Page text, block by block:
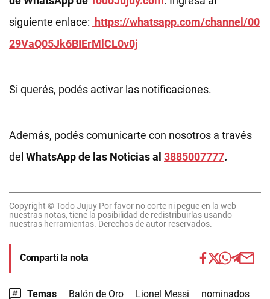
siguiente enlace: https://whatsapp.com/channel/00
29VaQ05Jk6BIErMlCL0v0j
Si querés, podés activar las notificaciones.
Además, podés comunicarte con nosotros a través
del WhatsApp de las Noticias al 3885007777.
Copyright © Todo Jujuy Por favor no corte ni pegue en la web
nuestras notas, tiene la posibilidad de redistribuirlas usando
nuestras herramientas. Derechos de autor reservados.
Compartí la nota
Temas Balón de Oro Lionel Messi nominados